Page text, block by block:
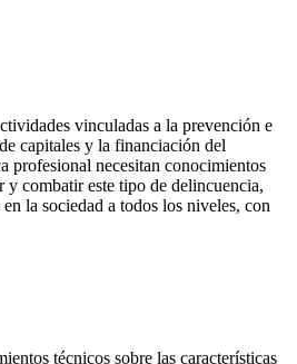
vinculadas a la prevención e
capitales y la financiación del
profesional necesitan conocimientos
y combatir este tipo de delincuencia,
la sociedad a todos los niveles, con
técnicos sobre las características